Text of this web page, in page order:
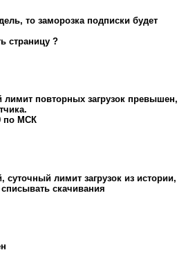
то заморозка подписки будет
страницу ?
повторных загрузок превышен,
по МСК
лимит загрузок из истории,
скачивания